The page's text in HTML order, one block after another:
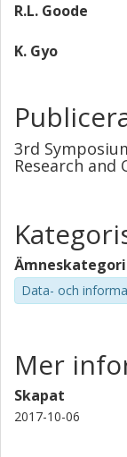
R.L. Goode
K. Gyo
3rd
Research and
Data- och
Mer
Skapat
2017-10-06